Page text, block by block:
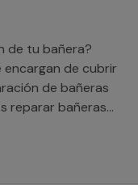
de tu bañera?
encargan de cubrir
de bañeras
reparar bañeras